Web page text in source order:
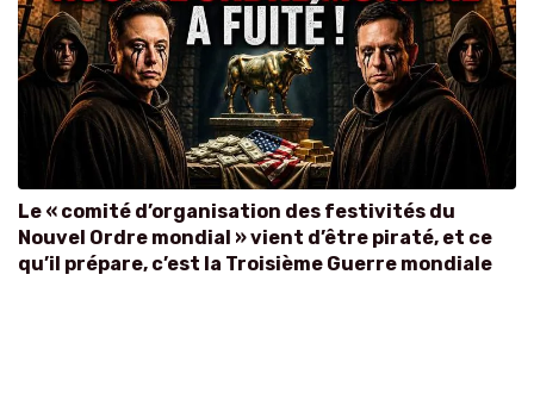
Le « comité d’organisation des festivités du
Nouvel Ordre mondial » vient d’être piraté, et ce
qu’il prépare, c’est la Troisième Guerre mondiale